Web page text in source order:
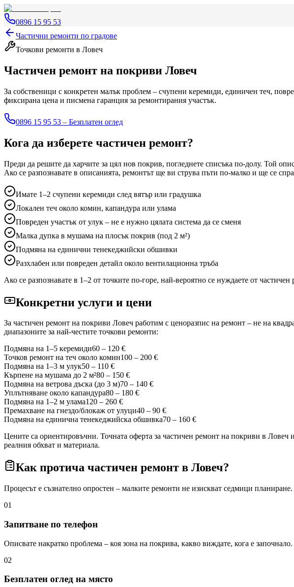
0896 15 95 53
Частични ремонти по градове
Точкови ремонти в Ловеч
Частичен ремонт на покриви Ловеч
За собственици с конкретен малък проблем – счупени керемиди, единичен теч,
фиксирана цена и писмена гаранция за ремонтирания участък.
0896 15 95 53 – Безплатен оглед
Кога да изберете частичен ремонт?
Преди да решите да харчите за цял нов покрив, погледнете списъка по-долу. Той
Ако се разпознавате в описанията, ремонтът ще ви струва пъти по-малко и ще се
Имате 1–2 счупени керемиди след вятър или градушка
Локален теч около комин, капандура или улама
Повреден участък от улук – не е нужно цялата система да се сменя
Малка дупка в мушама на плосък покрив (под 2 м²)
Подмяна на единични тенекеджийски обшивки
Разхлабен или повреден детайл около вентилационна тръба
Ако се разпознавате в 1–2 от точките по-горе, най-вероятно се нуждаете от частичен
Конкретни услуги и цени
За частичен ремонт на покриви Ловеч работим с ценоразпис на ремонт – не на
диапазоните за най-честите точкови ремонти:
Подмяна на 1–5 керемиди60 – 120 €
Точков ремонт на теч около комин100 – 200 €
Подмяна на 1–3 м улук50 – 110 €
Кърпене на мушама до 2 м²80 – 150 €
Подмяна на ветрова дъска (до 3 м)70 – 140 €
Уплътняване около капандура80 – 180 €
Подмяна на 1–2 м улама120 – 260 €
Премахване на гнездо/блокаж от улуци40 – 90 €
Подмяна на единична тенекеджийска обшивка70 – 160 €
Цените са ориентировъчни. Точната оферта за частичен ремонт на покриви в Ловеч
реалния обхват и материала.
Как протича частичен ремонт в Ловеч?
Процесът е съзнателно опростен – малките ремонти не изискват седмици
01
Запитване по телефон
Описвате накратко проблема – коя зона на покрива, какво виждате, кога е
02
Безплатен оглед на място